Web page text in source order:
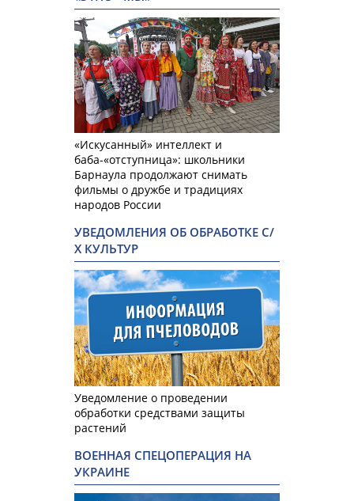
«Искусанный» интеллект и
баба-«отступница»: школьники
Барнаула продолжают снимать
фильмы о дружбе и традициях
народов России
УВЕДОМЛЕНИЯ ОБ ОБРАБОТКЕ С/
Х КУЛЬТУР
Уведомление о проведении
обработки средствами защиты
растений
ВОЕННАЯ СПЕЦОПЕРАЦИЯ НА
УКРАИНЕ